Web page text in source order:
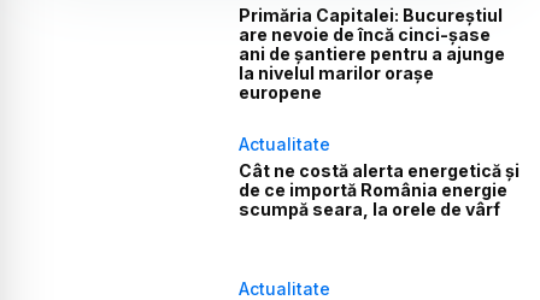
Primăria Capitalei: Bucureștiul
are nevoie de încă cinci-șase
ani de șantiere pentru a ajunge
la nivelul marilor orașe
europene
Actualitate
Cât ne costă alerta energetică și
de ce importă România energie
scumpă seara, la orele de vârf
Actualitate